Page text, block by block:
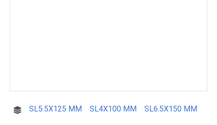
SL5.5X125 MM SL4X100 MM SL6.5X150 MM